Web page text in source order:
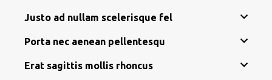
Justo ad nullam scelerisque fel
Porta nec aenean pellentesqu
Erat sagittis mollis rhoncus